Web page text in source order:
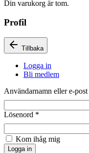
Din varukorg är tom.
Profil
Tillbaka
Logga in
Bli medlem
Användarnamn eller e-post
Lösenord *
Kom ihåg mig
Logga in